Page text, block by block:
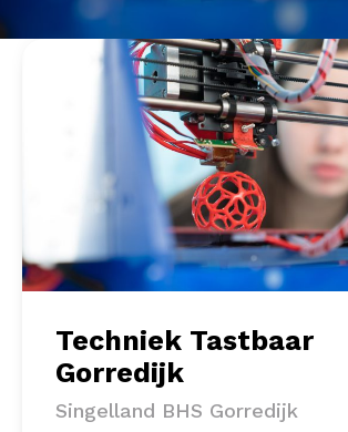
Techniek Tastbaar
Gorredijk
Singelland BHS Gorredijk